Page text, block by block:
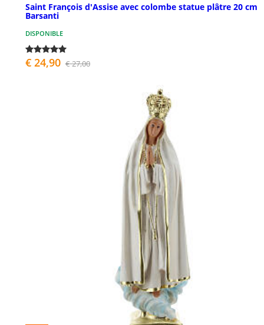
Saint François d'Assise avec colombe statue plâtre 20 cm
Barsanti
DISPONIBLE
€ 24,90 € 27,00